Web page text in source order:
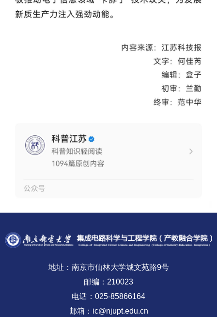
地址：南京市仙林大学城文苑路9号
邮编：210023
电话：025-85866164
邮箱：ic@njupt.edu.cn